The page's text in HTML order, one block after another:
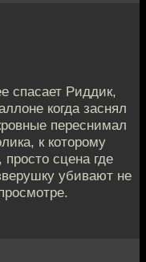
спасает Риддик,
когда заснял
переснимал
к которому
сцена где
убивают не